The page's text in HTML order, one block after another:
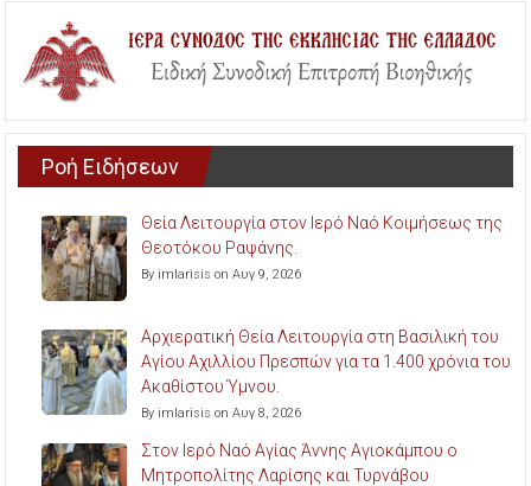
Ροή Ειδήσεων
Θεία Λειτουργία στον Ιερό Ναό Κοιμήσεως της
Θεοτόκου Ραψάνης.
By imlarisis on Αυγ 9, 2026
Αρχιερατική Θεία Λειτουργία στη Βασιλική του
Αγίου Αχιλλίου Πρεσπών για τα 1.400 χρόνια του
Ακαθίστου Ύμνου.
By imlarisis on Αυγ 8, 2026
Στον Ιερό Ναό Αγίας Άννης Αγιοκάμπου ο
Μητροπολίτης Λαρίσης και Τυρνάβου